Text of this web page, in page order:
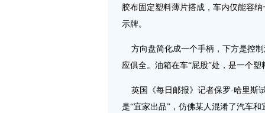
胶布固定塑料薄片搭成，车内仅能容
示牌。
方向盘简化成一个手柄，下方是控
应俱全。油箱在车“屁股”处，是一个
英国《每日邮报》记者保罗·哈里斯
是“宜家出品”，仿佛某人混淆了汽车